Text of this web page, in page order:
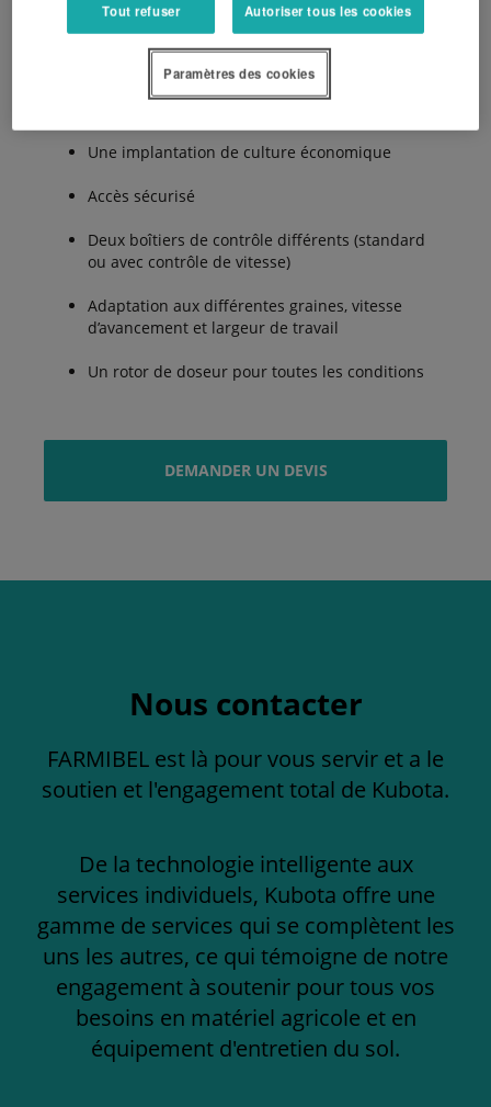
Précision et travail à haut rendement
Le dosage peut être ajusté directement depuis
Une implantation de culture économique
Accès sécurisé
Deux boîtiers de contrôle différents (standard
ou avec contrôle de vitesse)
Adaptation aux différentes graines, vitesse
d’avancement et largeur de travail
Un rotor de doseur pour toutes les conditions
DEMANDER UN DEVIS
Nous contacter
FARMIBEL est là pour vous servir et a le
soutien et l'engagement total de Kubota.
De la technologie intelligente aux
services individuels, Kubota offre une
gamme de services qui se complètent les
uns les autres, ce qui témoigne de notre
engagement à soutenir pour tous vos
besoins en matériel agricole et en
équipement d'entretien du sol.
Tout refuser Autoriser tous les cookies
Paramètres des cookies